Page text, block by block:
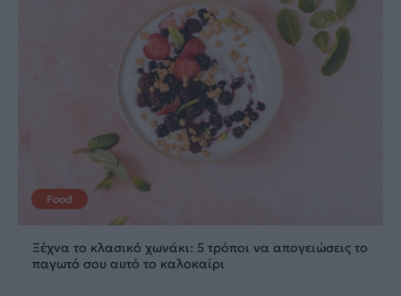
Food
Ξέχνα το κλασικό χωνάκι: 5 τρόποι να απογειώσεις το
παγωτό σου αυτό το καλοκαίρι